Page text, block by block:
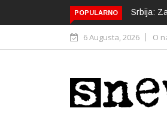
POPULARNO Srbija:
6 Augusta, 2026 O